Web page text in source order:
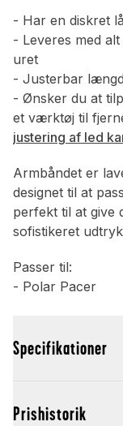
- Har en diskret
- Leveres med
uret
- Justerbar
- Ønsker du at
et værktøj til
justering af led
Armbåndet er
designet til at
perfekt til at give
sofistikeret
Passer til:
- Polar Pacer
Specifikationer
Prishistorik